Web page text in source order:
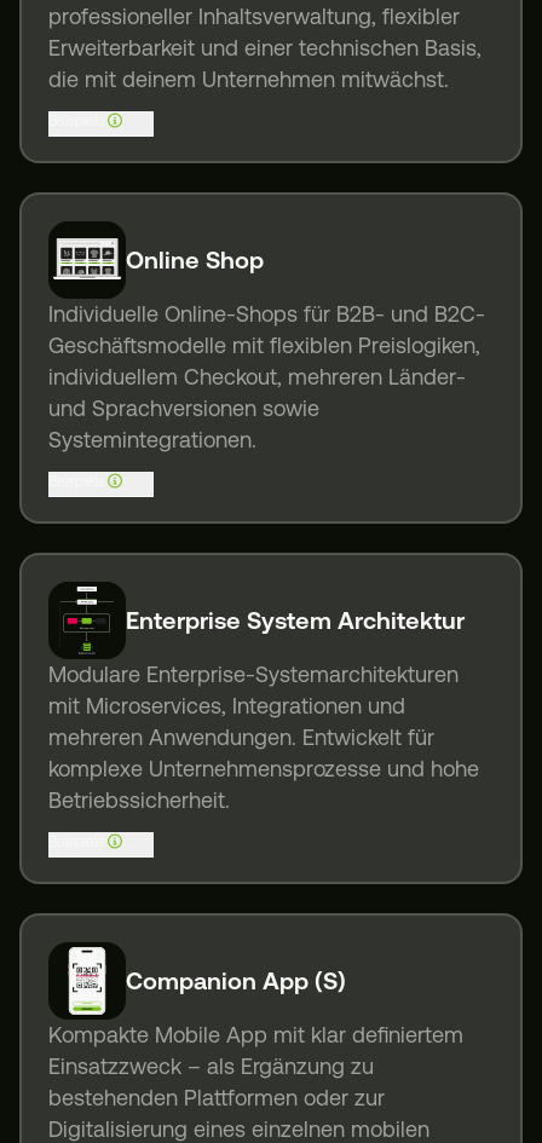
professioneller Inhaltsverwaltung, flexibler
Erweiterbarkeit und einer technischen Basis,
die mit deinem Unternehmen mitwächst.
Online Shop
Individuelle Online-Shops für B2B- und B2C-
Geschäftsmodelle mit flexiblen Preislogiken,
individuellem Checkout, mehreren Länder-
und Sprachversionen sowie
Systemintegrationen.
Enterprise System Architektur
Modulare Enterprise-Systemarchitekturen
mit Microservices, Integrationen und
mehreren Anwendungen. Entwickelt für
komplexe Unternehmensprozesse und hohe
Betriebssicherheit.
Companion App (S)
Kompakte Mobile App mit klar definiertem
Einsatzzweck – als Ergänzung zu
bestehenden Plattformen oder zur
Digitalisierung eines einzelnen mobilen